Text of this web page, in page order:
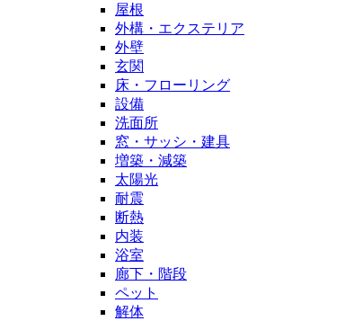
屋根
外構・エクステリア
外壁
玄関
床・フローリング
設備
洗面所
窓・サッシ・建具
増築・減築
太陽光
耐震
断熱
内装
浴室
廊下・階段
ペット
解体